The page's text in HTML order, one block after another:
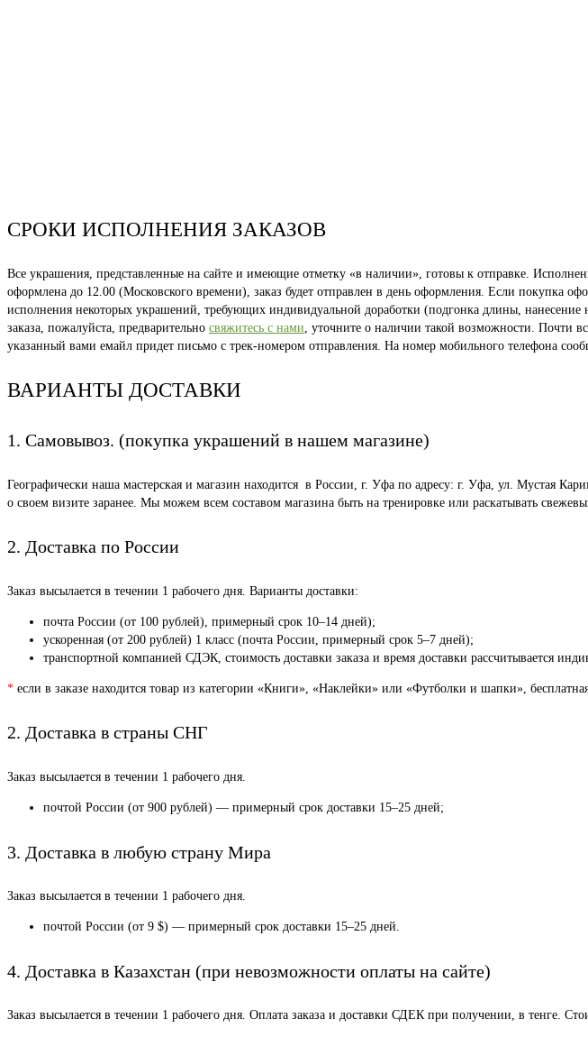
СРОКИ ИСПОЛНЕНИЯ ЗАКАЗОВ
Все украшения, представленные на сайте и имеющие отметку «в наличии», готовы к отправке.
оформлена до 12.00 (Московского времени), заказ будет отправлен в день оформления. Если покупка
исполнения некоторых украшений, требующих индивидуальной доработки (подгонка длины,
заказа, пожалуйста, предварительно свяжитесь с нами, уточните о наличии такой возможности. Почти
указанный вами емайл придет письмо с трек-номером отправления. На номер мобильного телефона
ВАРИАНТЫ ДОСТАВКИ
1. Самовывоз. (покупка украшений в нашем магазине)
Географически наша мастерская и магазин находится в России, г. Уфа по адресу: г. Уфа, ул. Мустая
о своем визите заранее. Мы можем всем составом магазина быть на тренировке или раскатывать
2. Доставка по России
Заказ высылается в течении 1 рабочего дня. Варианты доставки:
почта России (от 100 рублей), примерный срок 10–14 дней);
ускоренная (от 200 рублей) 1 класс (почта России, примерный срок 5–7 дней);
транспортной компанией СДЭК, стоимость доставки заказа и время доставки рассчитывается
* если в заказе находится товар из категории «Книги», «Наклейки» или «Футболки и шапки»,
2. Доставка в страны СНГ
Заказ высылается в течении 1 рабочего дня.
почтой России (от 900 рублей) — примерный срок доставки 15–25 дней;
3. Доставка в любую страну Мира
Заказ высылается в течении 1 рабочего дня.
почтой России (от 9 $) — примерный срок доставки 15–25 дней.
4. Доставка в Казахстан (при невозможности оплаты на сайте)
Заказ высылается в течении 1 рабочего дня. Оплата заказа и доставки СДЕК при получении, в тенге.